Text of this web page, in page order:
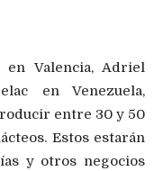
Valencia, Adriel
en Venezuela,
entre 30 y 50
Estos estarán
y otros negocios